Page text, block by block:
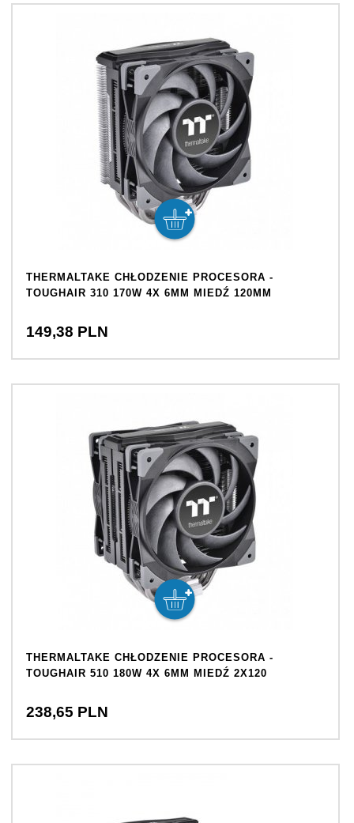
THERMALTAKE CHŁODZENIE PROCESORA -
TOUGHAIR 310 170W 4X 6MM MIEDŹ 120MM
149,38 PLN
THERMALTAKE CHŁODZENIE PROCESORA -
TOUGHAIR 510 180W 4X 6MM MIEDŹ 2X120
238,65 PLN